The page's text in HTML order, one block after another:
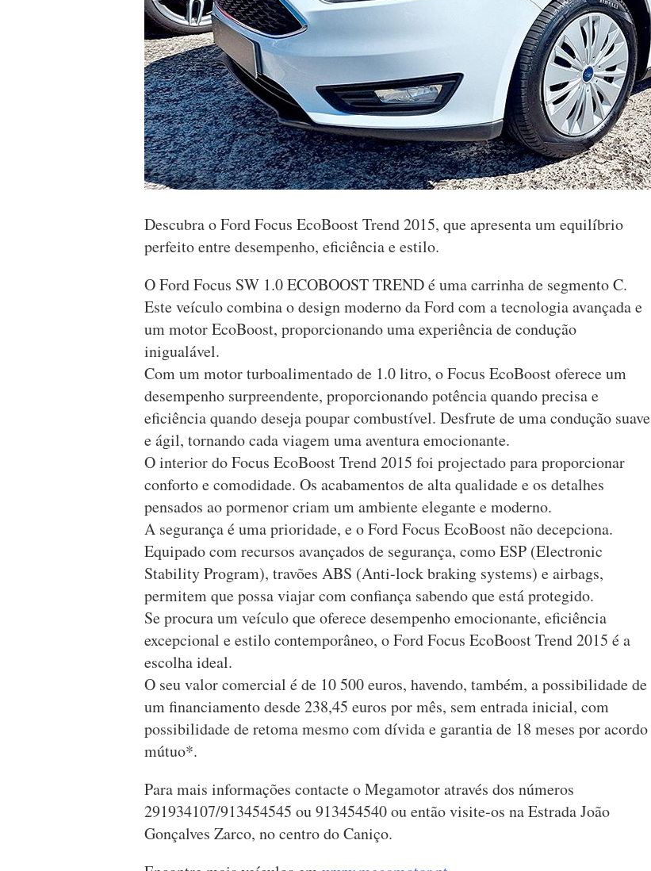
Descubra o Ford Focus EcoBoost Trend 2015, que apresenta um equilíbrio
perfeito entre desempenho, eficiência e estilo.
O Ford Focus SW 1.0 ECOBOOST TREND é uma carrinha de segmento C.
Este veículo combina o design moderno da Ford com a tecnologia avançada e
um motor EcoBoost, proporcionando uma experiência de condução
inigualável.
Com um motor turboalimentado de 1.0 litro, o Focus EcoBoost oferece um
desempenho surpreendente, proporcionando potência quando precisa e
eficiência quando deseja poupar combustível. Desfrute de uma condução suave
e ágil, tornando cada viagem uma aventura emocionante.
O interior do Focus EcoBoost Trend 2015 foi projectado para proporcionar
conforto e comodidade. Os acabamentos de alta qualidade e os detalhes
pensados ​​ao pormenor criam um ambiente elegante e moderno.
A segurança é uma prioridade, e o Ford Focus EcoBoost não decepciona.
Equipado com recursos avançados de segurança, como ESP (Electronic
Stability Program), travões ABS (Anti-lock braking systems) e airbags,
permitem que possa viajar com confiança sabendo que está protegido.
Se procura um veículo que oferece desempenho emocionante, eficiência
excepcional e estilo contemporâneo, o Ford Focus EcoBoost Trend 2015 é a
escolha ideal.
O seu valor comercial é de 10 500 euros, havendo, também, a possibilidade de
um financiamento desde 238,45 euros por mês, sem entrada inicial, com
possibilidade de retoma mesmo com dívida e garantia de 18 meses por acordo
mútuo*.
Para mais informações contacte o Megamotor através dos números
291934107/913454545 ou 913454540 ou então visite-os na Estrada João
Gonçalves Zarco, no centro do Caniço.